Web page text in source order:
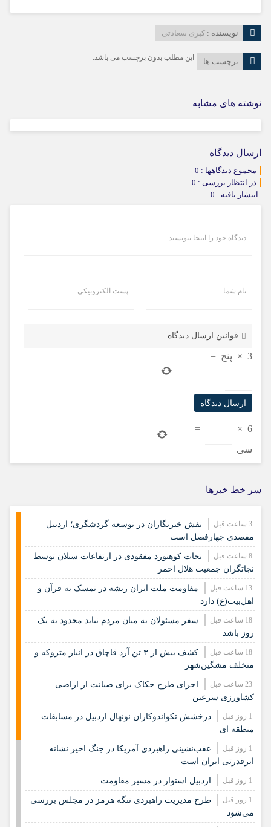
نویسنده : کبری سعادتی
برچسب ها این مطلب بدون برچسب می باشد.
نوشته های مشابه
ارسال دیدگاه
مجموع دیدگاهها : 0
در انتظار بررسی : 0
انتشار یافته : 0
دیدگاه خود را اینجا بنویسید
نام شما پست الکترونیکی
قوانین ارسال دیدگاه
3
× پنج =
6
×
=
سی
سر خط خبرها
نقش خبرنگاران در توسعه گردشگری؛ اردبیل
مقصدی چهارفصل است
نجات کوهنورد مفقودی در ارتفاعات سبلان توسط
نجاتگران جمعیت هلال احمر
مقاومت ملت ایران ریشه در تمسک به قرآن و
اهل‌بیت(ع) دارد
سفر مسئولان به میان مردم نباید محدود به یک
روز باشد
کشف بیش از ۳ تن آرد قاچاق در انبار متروکه و
متخلف مشگین‌شهر
اجرای طرح حکاک برای صیانت از اراضی
کشاورزی سرعین
درخشش تکواندوکاران نونهال اردبیل در مسابقات
منطقه ای
عقب‌نشینی راهبردی آمریکا در جنگ اخیر نشانه
ابرقدرتی ایران است
اردبیل استوار در مسیر مقاومت
طرح مدیریت راهبردی تنگه هرمز در مجلس بررسی
می‌شود